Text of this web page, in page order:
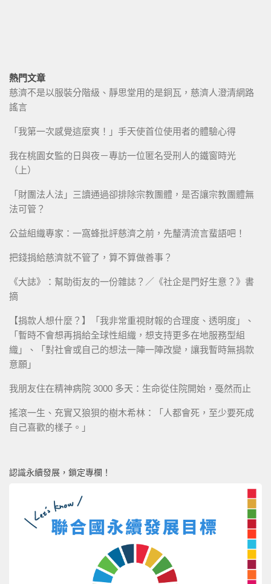
熱門文章
慈濟不是以服裝分階級、靜思堂用的是銅瓦，慈濟人澄清網路
謠言
「我第一次感覺這麼爽！」手天使首位使用者的體驗心得
我在桃園女監的日與夜－專訪一位匿名受刑人的鐵窗時光
（上）
「財團法人法」三讀通過卻排除宗教團體，是否讓宗教團體無
法可管？
公益組織專家：一窩蜂批評慈濟之前，先釐清流言蜚語吧！
把錢捐給慈濟就不管了，算不算做善事？
《大誌》：幫助街友的一份雜誌？／《社企是門好生意？》書
摘
【捐款人想什麼？】「我非常重視財報的合理度、透明度」、
「暫時不會想再捐給全球性組織，想支持更多在地服務型組
織」、「對社會或自己的想法一陣一陣改變，讓我暫時無捐款
意願」
我朋友住在精神病院 3000 多天：生命從住院開始，戞然而止
搖滾一生、充實又狼狽的樹木希林：「人都會死，至少要死成
自己喜歡的樣子。」
認識永續發展，鎖定專欄！